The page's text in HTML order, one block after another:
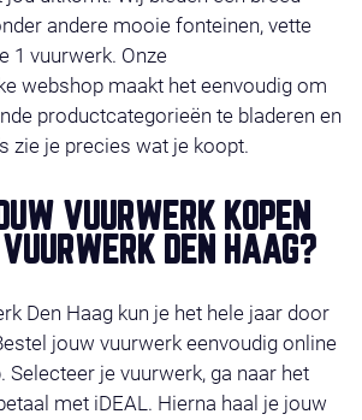
andere mooie fonteinen, vette
1 vuurwerk. Onze
webshop maakt het eenvoudig om
productcategorieën te bladeren en
zie je precies wat je koopt.
VUURWERK KOPEN
DEN HAAG?
Den Haag kun je het hele jaar door
jouw vuurwerk eenvoudig online
Selecteer je vuurwerk, ga naar het
met iDEAL. Hierna haal je jouw